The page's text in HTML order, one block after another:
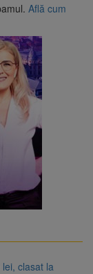
Află cum
clasat la